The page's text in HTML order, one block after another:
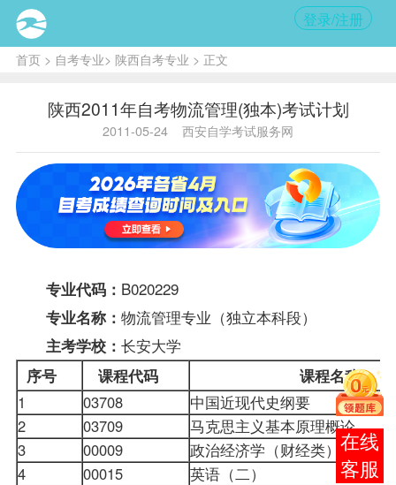
登录/注册
首页> 自考专业> 陕西自考专业 > 正文
陕西2011年自考物流管理(独本)考试计划
2011-05-24 西安自学考试服务网
专业代码： B020229
专业名称： 物流管理专业（独立本科段）
主考学校： 长安大学
序号 课程代码
课程名称
1
03708
中国近现代史纲要
2
03709
马克思主义基本原理概论
3
00009
政治经济学（财经类）
4
00015
英语（二）
报考
咨询